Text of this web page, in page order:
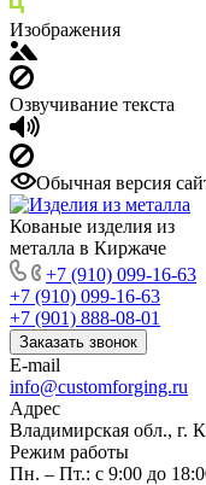
Изображения
Озвучивание текста
Обычная версия
Кованые изделия из
металла в Киржаче
+7 (910) 099-16-63
+7 (910) 099-16-63
+7 (901) 888-08-01
Заказать звонок
E-mail
info@customforging.ru
Адрес
Владимирская обл., г.
Режим работы
Пн. – Пт.: с 9:00 до